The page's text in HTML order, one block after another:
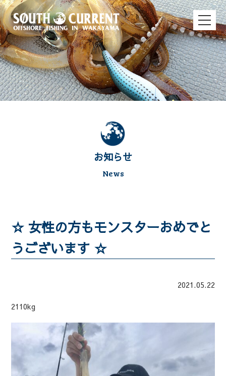
お知らせ
News
☆ 女性の方もモンスターおめでと
うございます ☆
2021.05.22
2110kg